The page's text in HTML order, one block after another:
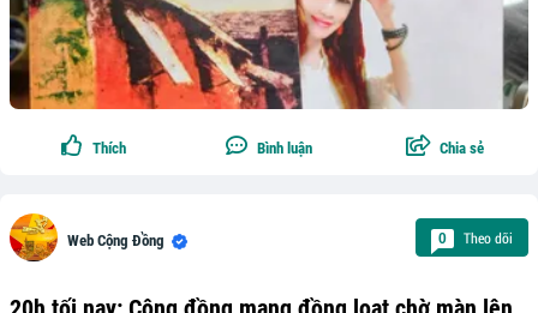
Thích Bình luận Chia sẻ
Web Cộng Đồng 0 Theo dõi